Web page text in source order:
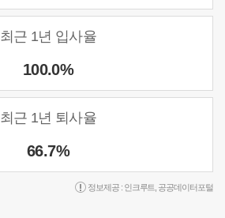
최근 1년 입사율
100.0%
최근 1년 퇴사율
66.7%
정보제공 : 인크루트 공공데이터포털